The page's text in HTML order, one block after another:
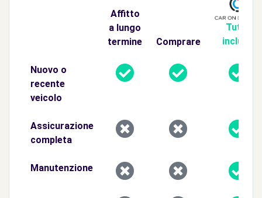
Affitto
a lungo
termine
Comprare
Tutto
incluso
Nuovo o
recente
veicolo
Assicurazione
completa
Manutenzione